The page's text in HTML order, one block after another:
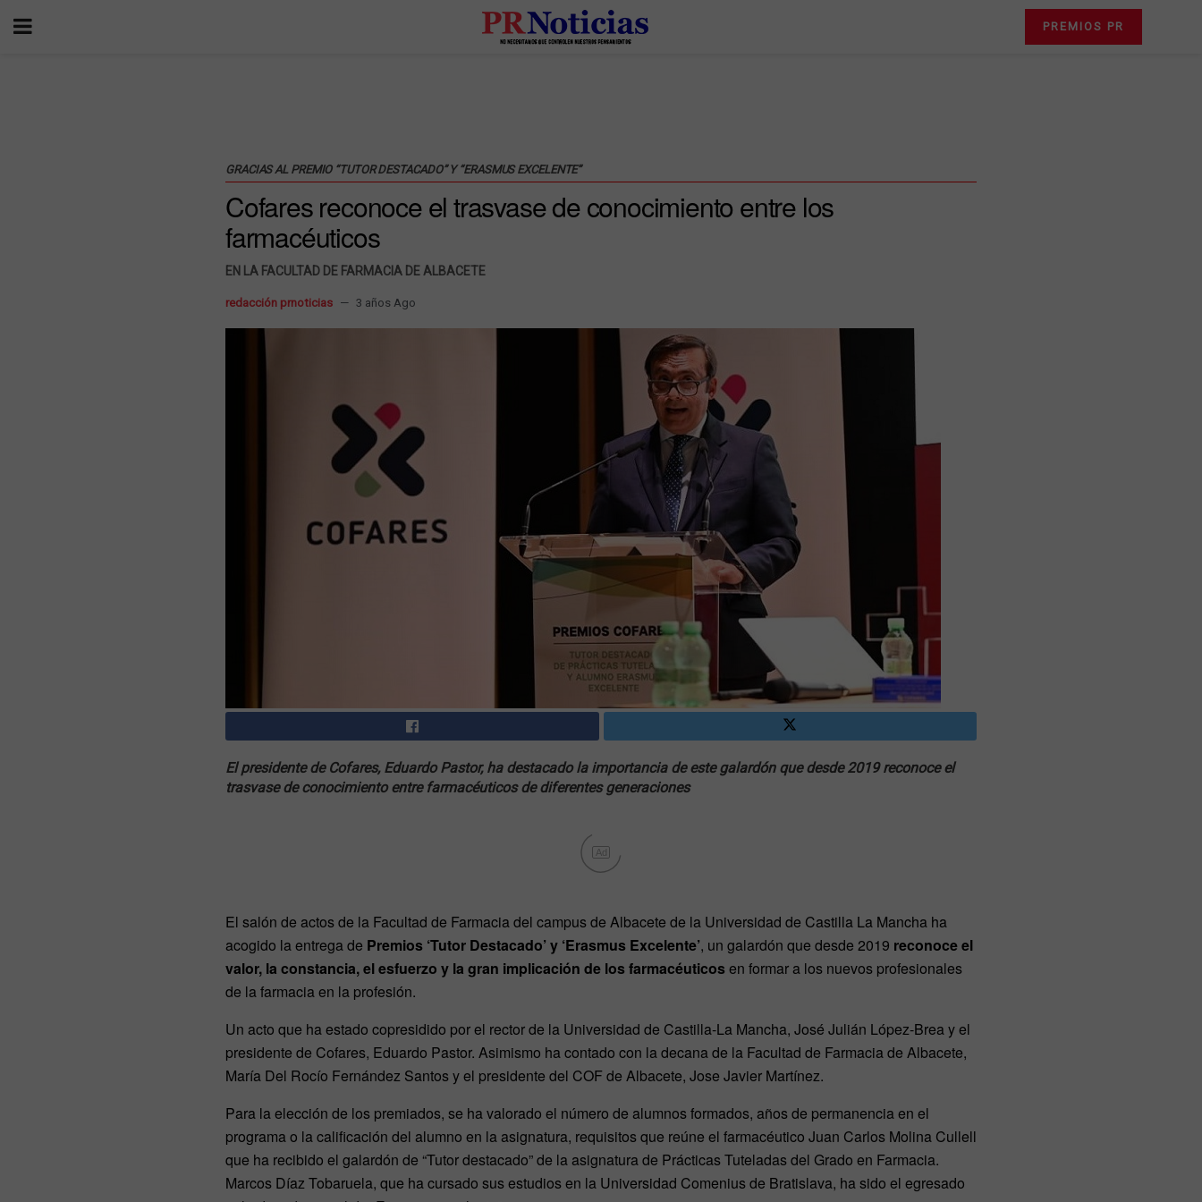
PREMIOS PR
GRACIAS AL PREMIO “TUTOR DESTACADO” Y “ERASMUS EXCELENTE”
Cofares reconoce el trasvase de conocimiento entre los
farmacéuticos
EN LA FACULTAD DE FARMACIA DE ALBACETE
redacción prnoticias 3 años Ago
El presidente de Cofares, Eduardo Pastor, ha destacado la importancia de este galardón que desde 2019 reconoce el
trasvase de conocimiento entre farmacéuticos de diferentes generaciones
Ad
El salón de actos de la Facultad de Farmacia del campus de Albacete de la Universidad de Castilla La Mancha ha
acogido la entrega de Premios ‘Tutor Destacado’ y ‘Erasmus Excelente’, un galardón que desde 2019 reconoce el
valor, la constancia, el esfuerzo y la gran implicación de los farmacéuticos en formar a los nuevos profesionales
de la farmacia en la profesión.
Un acto que ha estado copresidido por el rector de la Universidad de Castilla-La Mancha, José Julián López-Brea y el
presidente de Cofares, Eduardo Pastor. Asimismo ha contado con la decana de la Facultad de Farmacia de Albacete,
María Del Rocío Fernández Santos y el presidente del COF de Albacete, Jose Javier Martínez.
Para la elección de los premiados, se ha valorado el número de alumnos formados, años de permanencia en el
programa o la calificación del alumno en la asignatura, requisitos que reúne el farmacéutico Juan Carlos Molina Cullell
que ha recibido el galardón de “Tutor destacado” de la asignatura de Prácticas Tuteladas del Grado en Farmacia.
Marcos Díaz Tobaruela, que ha cursado sus estudios en la Universidad Comenius de Bratislava, ha sido el egresado